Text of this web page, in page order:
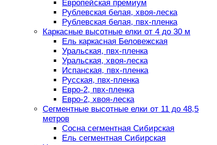
Европейская премиум
Рублевская белая, хвоя-леска
Рублевская белая, пвх-пленка
Каркасные высотные елки от 4 до 30 м
Ель каркасная Беловежская
Уральская, пвх-пленка
Уральская, хвоя-леска
Испанская, пвх-пленка
Русская, пвх-пленка
Евро-2, пвх-пленка
Евро-2, хвоя-леска
Сегментные высотные елки от 11 до 48,5
метров
Сосна сегментная Сибирская
Ель сегментная Сибирская